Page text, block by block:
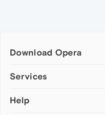
Download Opera
Computer browsers
Opera for Mac
Services
Add-ons
Help